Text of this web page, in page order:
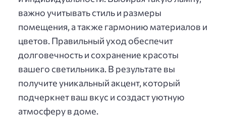
важно учитывать стиль и размеры
помещения, а также гармонию материалов и
цветов. Правильный уход обеспечит
долговечность и сохранение красоты
вашего светильника. В результате вы
получите уникальный акцент, который
подчеркнет ваш вкус и создаст уютную
атмосферу в доме.